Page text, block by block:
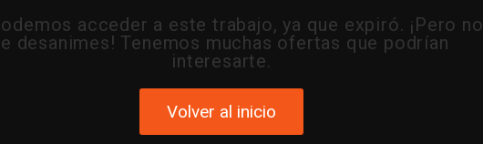
acceder a este trabajo, ya que expiró. ¡Pero no
desanimes! Tenemos muchas ofertas que podrían
interesarte.
Volver al inicio